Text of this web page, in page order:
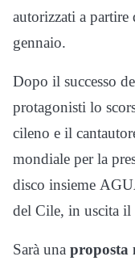
autorizzati a partire
gennaio.
Dopo il successo
protagonisti lo
cileno e il
mondiale per la
disco insieme
del Cile, in uscita il
Sarà una proposta